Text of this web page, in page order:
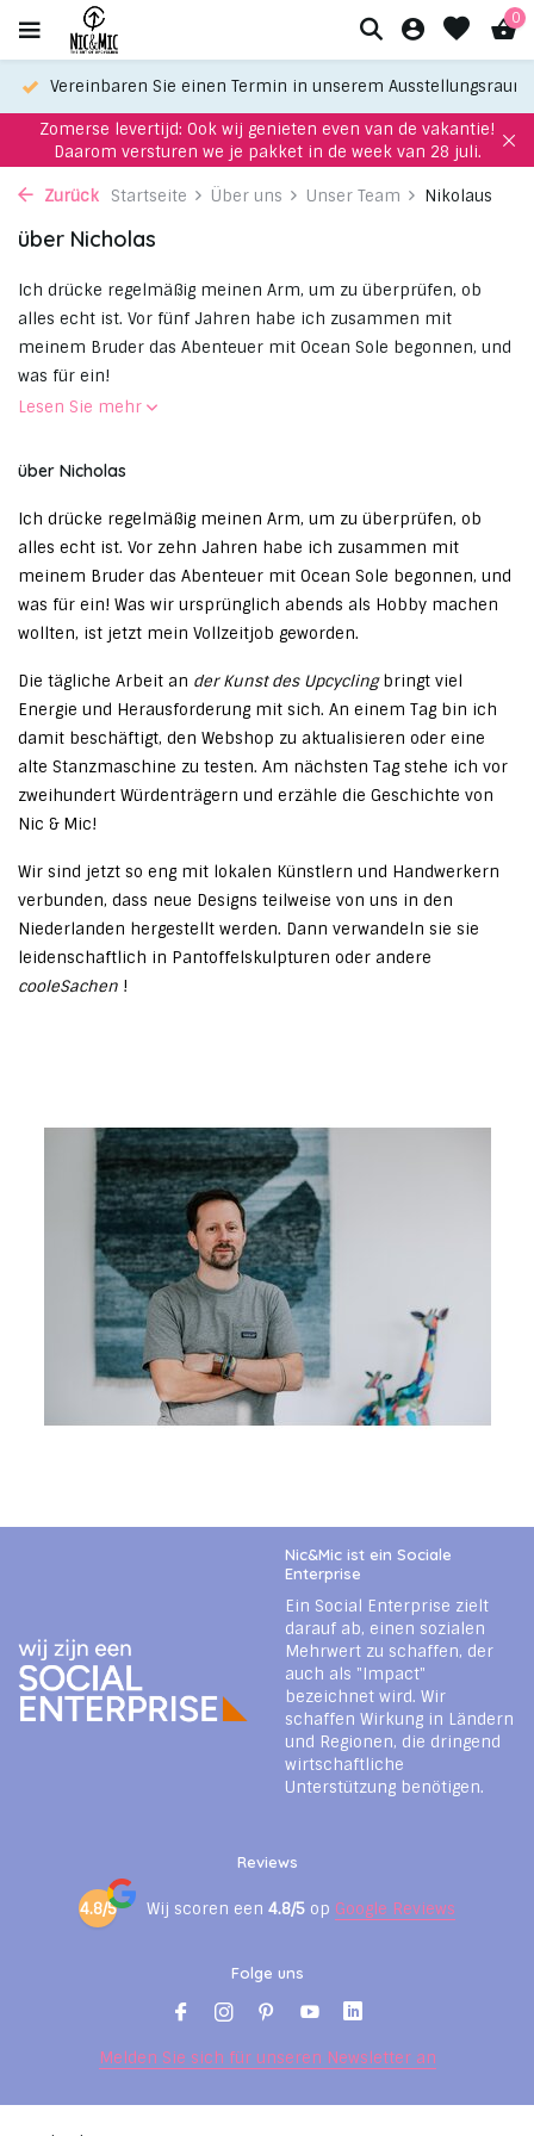
0
Vereinbaren Sie einen Termin in unserem Ausstellungsraum
Zomerse levertijd: Ook wij genieten even van de vakantie!
Daarom versturen we je pakket in de week van 28 juli.
Zurück Startseite Über uns Unser Team Nikolaus
über Nicholas
Ich drücke regelmäßig meinen Arm, um zu überprüfen, ob
alles echt ist. Vor fünf Jahren habe ich zusammen mit
meinem Bruder das Abenteuer mit Ocean Sole begonnen, und
was für ein!
Lesen Sie mehr
über Nicholas
Ich drücke regelmäßig meinen Arm, um zu überprüfen, ob
alles echt ist. Vor zehn Jahren habe ich zusammen mit
meinem Bruder das Abenteuer mit Ocean Sole begonnen, und
was für ein! Was wir ursprünglich abends als Hobby machen
wollten, ist jetzt mein Vollzeitjob geworden.
Die tägliche Arbeit an der Kunst des Upcyclingbringt viel
Energie und Herausforderung mit sich. An einem Tag bin ich
damit beschäftigt, den Webshop zu aktualisieren oder eine
alte Stanzmaschine zu testen. Am nächsten Tag stehe ich vor
zweihundert Würdenträgern und erzähle die Geschichte von
Nic & Mic!
Wir sind jetzt so eng mit lokalen Künstlern und Handwerkern
verbunden, dass neue Designs teilweise von uns in den
Niederlanden hergestellt werden. Dann verwandeln sie sie
leidenschaftlich in Pantoffelskulpturen oder andere
cooleSachen !
Nic&Mic ist ein Sociale
Enterprise
Ein Social Enterprise zielt
darauf ab, einen sozialen
Mehrwert zu schaffen, der
auch als "Impact"
bezeichnet wird. Wir
schaffen Wirkung in Ländern
und Regionen, die dringend
wirtschaftliche
Unterstützung benötigen.
Reviews
4.8/5 Wij scoren een 4.8/5 op Google Reviews
Folge uns
Melden Sie sich für unseren Newsletter an